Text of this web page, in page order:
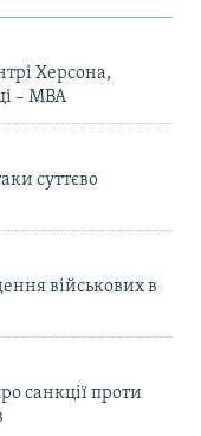
Херсона,
– МВА
суттєво
військових в
санкції проти